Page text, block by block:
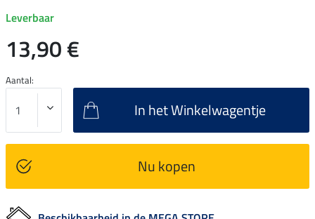
Leverbaar
13,90 €
Aantal:
In het Winkelwagentje
Nu kopen